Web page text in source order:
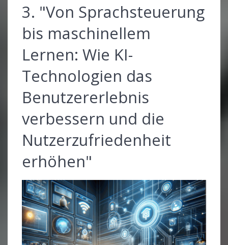
3. "Von Sprachsteuerung
bis maschinellem
Lernen: Wie KI-
Technologien das
Benutzererlebnis
verbessern und die
Nutzerzufriedenheit
erhöhen"